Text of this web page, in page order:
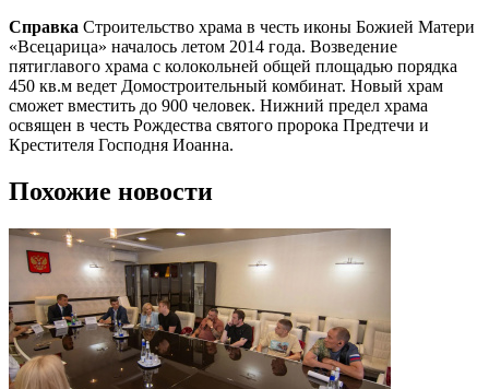
Справка Строительство храма в честь иконы Божией Матери
«Всецарица» началось летом 2014 года. Возведение
пятиглавого храма с колокольней общей площадью порядка
450 кв.м ведет Домостроительный комбинат. Новый храм
сможет вместить до 900 человек. Нижний предел храма
освящен в честь Рождества святого пророка Предтечи и
Крестителя Господня Иоанна.
Похожие новости